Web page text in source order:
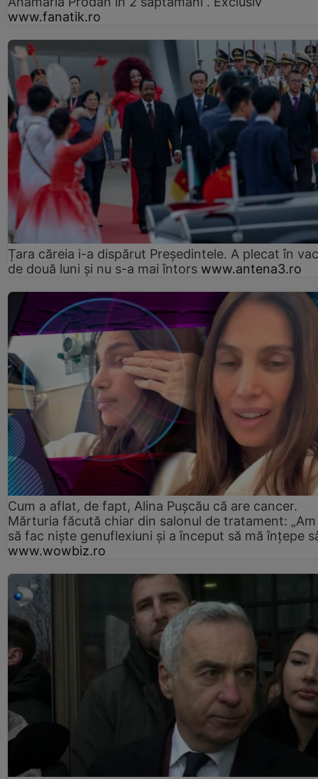
www.fanatik.ro
Țara căreia i-a dispărut Președintele. A plecat în
de două luni și nu s-a mai întors www.antena3.ro
Cum a aflat, de fapt, Alina Pușcău că are cancer.
Mărturia făcută chiar din salonul de tratament:
să fac niște genuflexiuni și a început să mă înțepe
www.wowbiz.ro